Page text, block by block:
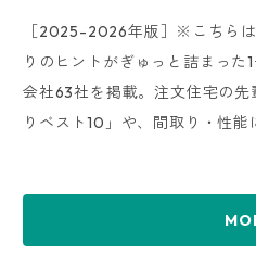
［2025-2026年版］※こちら
りのヒントがぎゅっと詰まった
会社63社を掲載。注文住宅の
りベスト10」や、間取り・性能
『くふうイエタテ』が、理想の
ます。